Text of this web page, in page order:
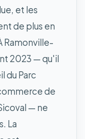
et les
de plus en
Ramonville-
2023 — qu'il
du Parc
de
— ne
La